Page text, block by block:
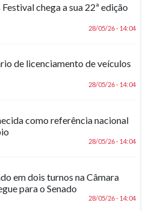
chega a sua 22ª edição
28/05/26 - 14:04
de licenciamento de veículos
28/05/26 - 14:04
como referência nacional
28/05/26 - 14:04
em dois turnos na Câmara
para o Senado
28/05/26 - 14:04